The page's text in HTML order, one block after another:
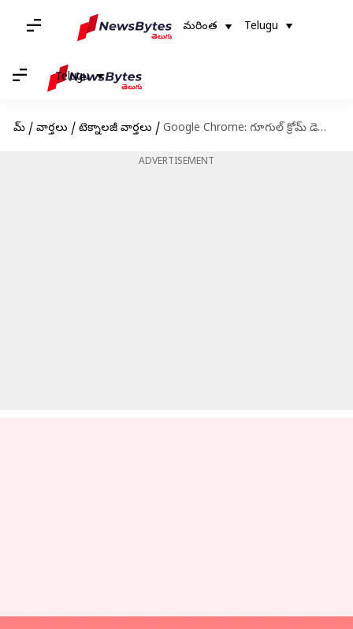
మరింత Telugu
Telugu
హోమ్ / వార్తలు / టెక్నాలజీ వార్తలు / Google Chrome: గూగుల్‌ క్రోమ్‌ డెస్క్ టాప్ బ్రౌజర్‌తో జాగ్రత్త.. కేంద్రం కీలక హెచ్చరిక..!
ADVERTISEMENT